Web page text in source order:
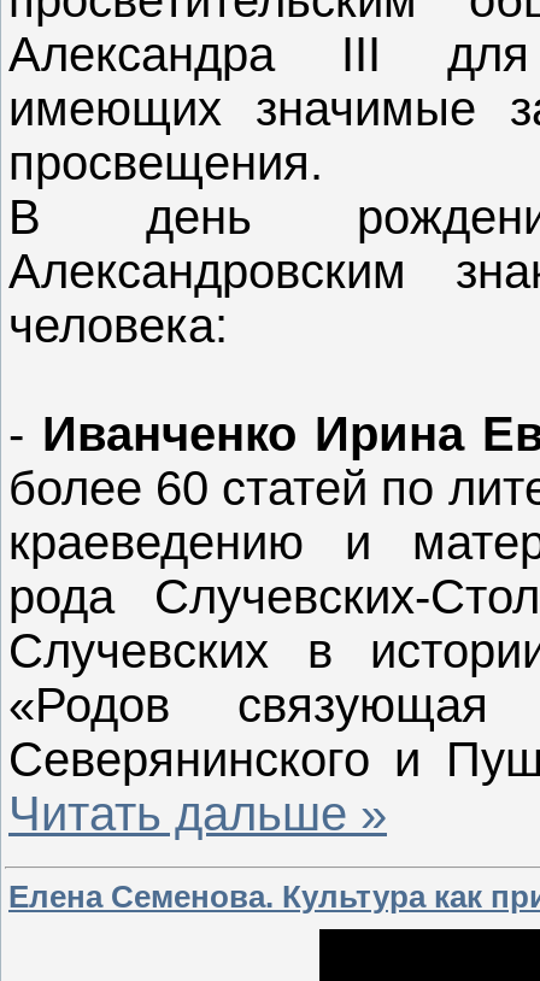
Александра III для
имеющих значимые
просвещения.
В день рождения
Александровским
человека:
- Иванченко Ирина
более 60 статей по
краеведению и
рода Случевских-
Случевских в
«Родов связующая
Северянинского и
Читать дальше »
Елена Семенова. Культура как